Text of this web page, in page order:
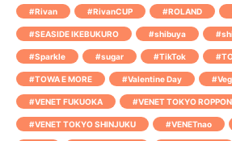
#Rivan #RivanCUP #ROLAND
#SEASIDE IKEBUKURO #shibuya
#Sparkle #sugar #TikTok
#TOWA E MORE #Valentine Day
#VENET FUKUOKA #VENET TOKYO
#VENET TOKYO SHINJUKU #VENETnao